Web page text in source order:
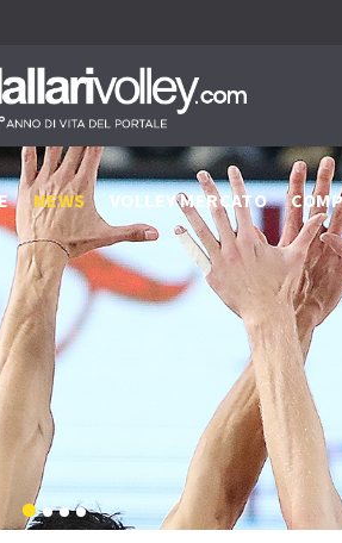
NEWS VOLLEY MERCATO